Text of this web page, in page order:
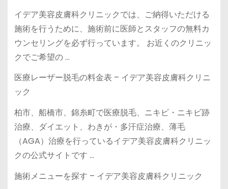
イデア美容皮膚科クリニックでは、ご納得いただける
施術を行うために、施術前に医師とスタッフの無料カ
ウンセリングを必ず行っています。 お近くのクリニッ
クでご希望の …
医療レーザー脱毛の料金表 – イデア美容皮膚科クリニ
ック
柏市、船橋市、錦糸町で医療脱毛、ニキビ・ニキビ跡
治療、ダイエット、わきが・多汗症治療、薄毛
（AGA）治療を行っているイデア美容皮膚科クリニッ
クの公式サイトです …
施術メニューを探す – イデア美容皮膚科クリニック